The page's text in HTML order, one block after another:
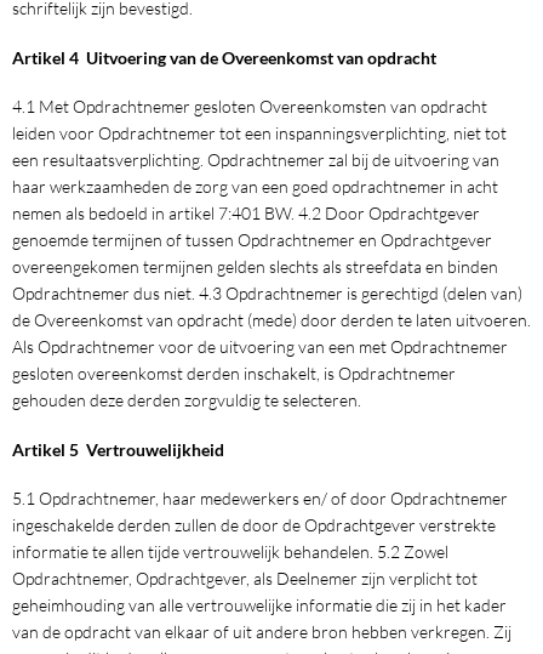
schriftelijk zijn bevestigd.
Artikel 4 Uitvoering van de Overeenkomst van opdracht
4.1 Met Opdrachtnemer gesloten Overeenkomsten van opdracht
leiden voor Opdrachtnemer tot een inspanningsverplichting, niet tot
een resultaatsverplichting. Opdrachtnemer zal bij de uitvoering van
haar werkzaamheden de zorg van een goed opdrachtnemer in acht
nemen als bedoeld in artikel 7:401 BW. 4.2 Door Opdrachtgever
genoemde termijnen of tussen Opdrachtnemer en Opdrachtgever
overeengekomen termijnen gelden slechts als streefdata en binden
Opdrachtnemer dus niet. 4.3 Opdrachtnemer is gerechtigd (delen van)
de Overeenkomst van opdracht (mede) door derden te laten uitvoeren.
Als Opdrachtnemer voor de uitvoering van een met Opdrachtnemer
gesloten overeenkomst derden inschakelt, is Opdrachtnemer
gehouden deze derden zorgvuldig te selecteren.
Artikel 5 Vertrouwelijkheid
5.1 Opdrachtnemer, haar medewerkers en/ of door Opdrachtnemer
ingeschakelde derden zullen de door de Opdrachtgever verstrekte
informatie te allen tijde vertrouwelijk behandelen. 5.2 Zowel
Opdrachtnemer, Opdrachtgever, als Deelnemer zijn verplicht tot
geheimhouding van alle vertrouwelijke informatie die zij in het kader
van de opdracht van elkaar of uit andere bron hebben verkregen. Zij